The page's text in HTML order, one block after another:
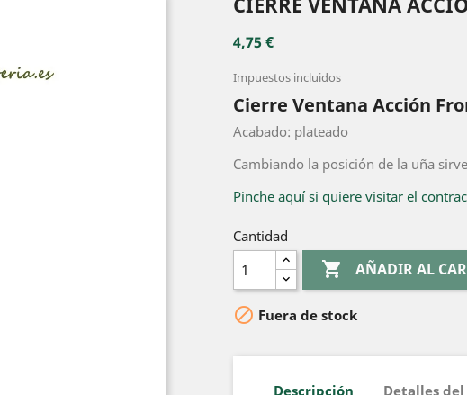
4,75 €
Impuestos incluidos
Cierre Ventana Acción
Acabado: plateado
Cambiando la posición de la uña
Pinche aquí si quiere visitar el
Cantidad
 AÑADIR AL
 Fuera de stock
Descripción Detalles